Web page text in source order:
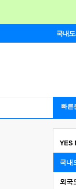
국내도
빠른
YES
국내
외국